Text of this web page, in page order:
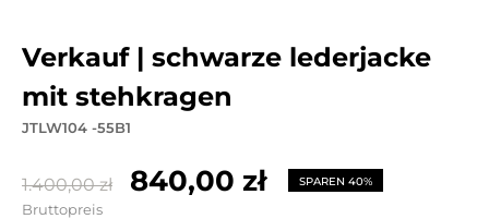
verkauf | schwarze lederjacke
mit stehkragen
JTLW104 -55B1
1.400,00 zł 840,00 zł SPAREN 40%
Bruttopreis